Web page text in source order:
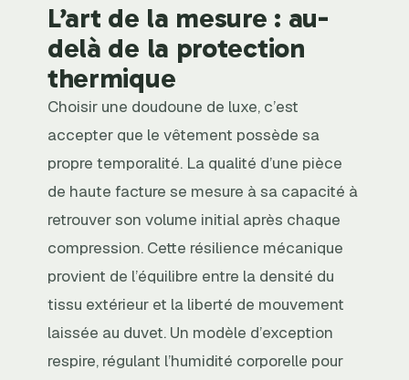
L’art de la mesure : au-
delà de la protection
thermique
Choisir une doudoune de luxe, c’est
accepter que le vêtement possède sa
propre temporalité. La qualité d’une pièce
de haute facture se mesure à sa capacité à
retrouver son volume initial après chaque
compression. Cette résilience mécanique
provient de l’équilibre entre la densité du
tissu extérieur et la liberté de mouvement
laissée au duvet. Un modèle d’exception
respire, régulant l’humidité corporelle pour